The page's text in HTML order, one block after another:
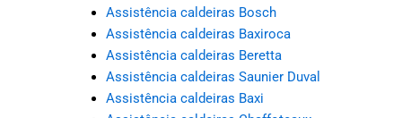
Assistência caldeiras Bosch
Assistência caldeiras Baxiroca
Assistência caldeiras Beretta
Assistência caldeiras Saunier Duval
Assistência caldeiras Baxi